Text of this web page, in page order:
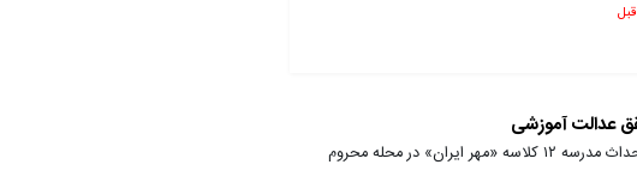
در راستای ایفای مسئولیت اجتماعی، بانک قرض‌الحسنه مهر ایران در احداث مدرسه ۱۲ کلاسه‌ «مهر ایران» در محله محروم